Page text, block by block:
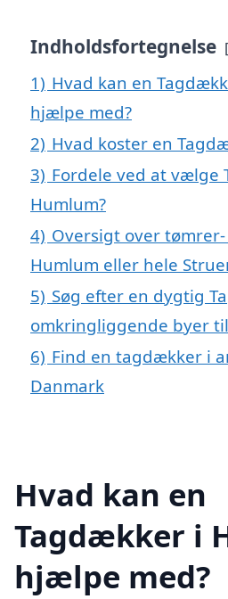
Indholdsfortegnelse
1) Hvad kan en
hjælpe med?
2) Hvad koster en
3) Fordele ved at vælge
Humlum?
4) Oversigt over
Humlum eller hele
5) Søg efter en dygtig
omkringliggende byer
6) Find en tagdækker i
Danmark
Hvad kan en
Tagdækker i
hjælpe med?